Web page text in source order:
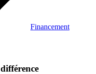
Financement
différence